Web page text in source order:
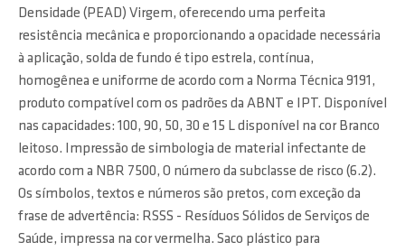
Densidade (PEAD) Virgem, oferecendo uma perfeita
resistência mecânica e proporcionando a opacidade necessária
à aplicação, solda de fundo é tipo estrela, contínua,
homogênea e uniforme de acordo com a Norma Técnica 9191,
produto compatível com os padrões da ABNT e IPT. Disponível
nas capacidades: 100, 90, 50, 30 e 15 L disponível na cor Branco
leitoso. Impressão de simbologia de material infectante de
acordo com a NBR 7500, O número da subclasse de risco (6.2).
Os símbolos, textos e números são pretos, com exceção da
frase de advertência: RSSS - Resíduos Sólidos de Serviços de
Saúde, impressa na cor vermelha. Saco plástico para